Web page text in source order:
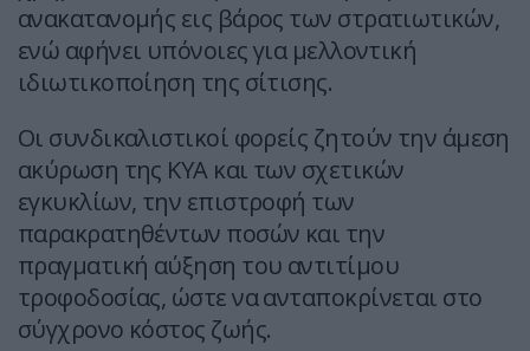
ανακατανομής εις βάρος των στρατιωτικών,
ενώ αφήνει υπόνοιες για μελλοντική
ιδιωτικοποίηση της σίτισης.
Οι συνδικαλιστικοί φορείς ζητούν την άμεση
ακύρωση της ΚΥΑ και των σχετικών
εγκυκλίων, την επιστροφή των
παρακρατηθέντων ποσών και την
πραγματική αύξηση του αντιτίμου
τροφοδοσίας, ώστε να ανταποκρίνεται στο
σύγχρονο κόστος ζωής.